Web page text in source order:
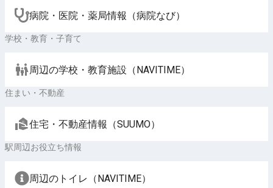
病院・医院・薬局情報（病院なび）
学校・教育・子育て
周辺の学校・教育施設（NAVITIME）
住まい・不動産
住宅・不動産情報（SUUMO）
駅周辺お役立ち情報
周辺のトイレ（NAVITIME）